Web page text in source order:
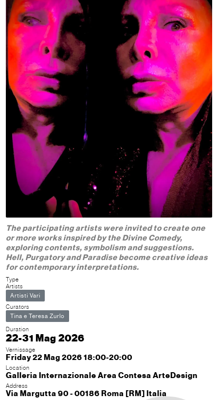
The participating artists were invited to create one
or more works inspired by the Divine Comedy,
exploring contents, symbolism and suggestions.
Hell, Purgatory and Paradise become creative ideas
for contemporary interpretations.
Type
Artists
Artisti Vari
Curators
Tina e Teresa Zurlo
Duration
22-31 Mag 2026
Vernissage
Friday 22 Mag 2026 18:00-20:00
Location
Galleria Internazionale Area Contesa ArteDesign
Address
Via Margutta 90 - 00186 Roma [RM] Italia